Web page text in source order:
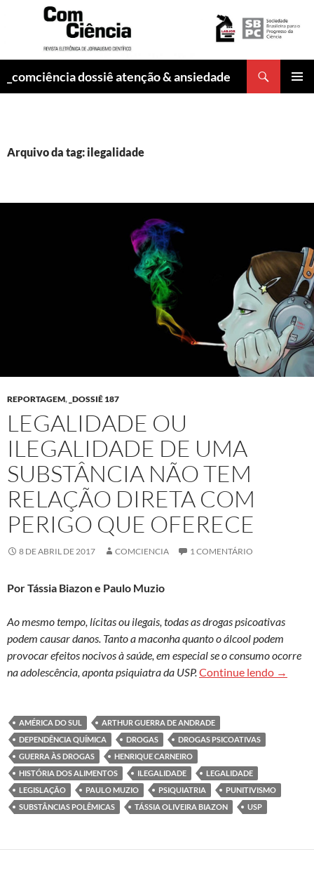
_comciência dossiê atenção & ansiedade
Arquivo da tag: ilegalidade
REPORTAGEM, _DOSSIÊ 187
LEGALIDADE OU
ILEGALIDADE DE UMA
SUBSTÂNCIA NÃO TEM
RELAÇÃO DIRETA COM
PERIGO QUE OFERECE
8 DE ABRIL DE 2017 COMCIENCIA 1 COMENTÁRIO
Por Tássia Biazon e Paulo Muzio
Ao mesmo tempo, lícitas ou ilegais, todas as drogas psicoativas
podem causar danos. Tanto a maconha quanto o álcool podem
provocar efeitos nocivos à saúde, em especial se o consumo ocorre
na adolescência, aponta psiquiatra da USP.Continue lendo →
AMÉRICA DO SUL
ARTHUR GUERRA DE ANDRADE
DEPENDÊNCIA QUÍMICA
DROGAS
DROGAS PSICOATIVAS
GUERRA ÀS DROGAS
HENRIQUE CARNEIRO
HISTÓRIA DOS ALIMENTOS
ILEGALIDADE
LEGALIDADE
LEGISLAÇÃO
PAULO MUZIO PSIQUIATRIA
PUNITIVISMO
SUBSTÂNCIAS POLÊMICAS
TÁSSIA OLIVEIRA BIAZON USP